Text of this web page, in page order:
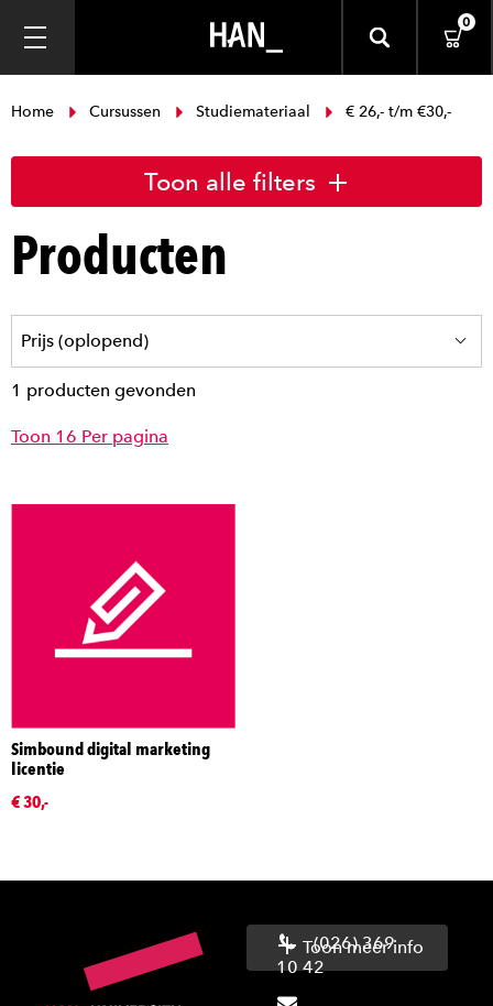
0
Home Cursussen Studiemateriaal € 26,- t/m €30,-
Toon alle filters
Producten
1 producten gevonden
Toon 16 Per pagina
Simbound digital marketing
licentie
€ 30,-
(026) 369
10 42
Toon meer info